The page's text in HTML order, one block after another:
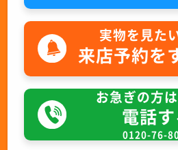
実物を見た
来店予約を
お急ぎの方
電話
0120-76-